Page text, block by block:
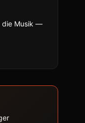
die Musik —